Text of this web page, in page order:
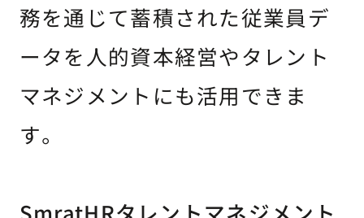
務を通じて蓄積された従業員デ
ータを人的資本経営やタレント
マネジメントにも活用できま
す。